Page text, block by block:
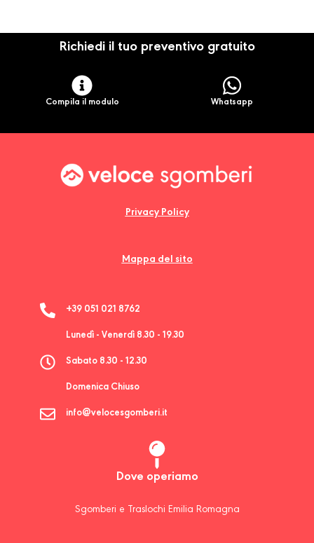
Richiedi il tuo preventivo gratuito
Compila il modulo Whatsapp
Privacy Policy
Mappa del sito
+39 051 021 8762
Lunedì - Venerdì 8.30 - 19.30
Sabato 8.30 - 12.30
Domenica Chiuso
info@velocesgomberi.it
Dove operiamo
Sgomberi e Traslochi Emilia Romagna